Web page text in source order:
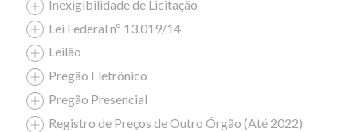
Inexigibilidade de Licitação
Lei Federal nº 13.019/14
Leilão
Pregão Eletrônico
Pregão Presencial
Registro de Preços de Outro Órgão (Até 2022)